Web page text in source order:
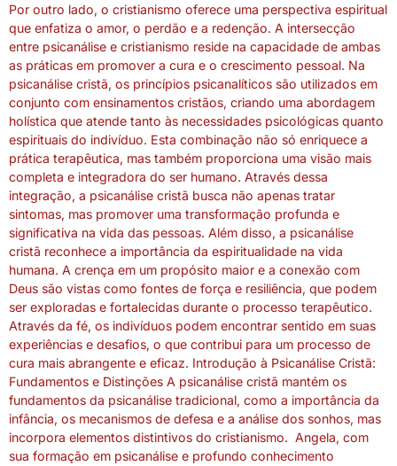
Por outro lado, o cristianismo oferece uma perspectiva espiritual
que enfatiza o amor, o perdão e a redenção. A intersecção
entre psicanálise e cristianismo reside na capacidade de ambas
as práticas em promover a cura e o crescimento pessoal. Na
psicanálise cristã, os princípios psicanalíticos são utilizados em
conjunto com ensinamentos cristãos, criando uma abordagem
holística que atende tanto às necessidades psicológicas quanto
espirituais do indivíduo. Esta combinação não só enriquece a
prática terapêutica, mas também proporciona uma visão mais
completa e integradora do ser humano. Através dessa
integração, a psicanálise cristã busca não apenas tratar
sintomas, mas promover uma transformação profunda e
significativa na vida das pessoas. Além disso, a psicanálise
cristã reconhece a importância da espiritualidade na vida
humana. A crença em um propósito maior e a conexão com
Deus são vistas como fontes de força e resiliência, que podem
ser exploradas e fortalecidas durante o processo terapêutico.
Através da fé, os indivíduos podem encontrar sentido em suas
experiências e desafios, o que contribui para um processo de
cura mais abrangente e eficaz. Introdução à Psicanálise Cristã:
Fundamentos e Distinções A psicanálise cristã mantém os
fundamentos da psicanálise tradicional, como a importância da
infância, os mecanismos de defesa e a análise dos sonhos, mas
incorpora elementos distintivos do cristianismo. Angela, com
sua formação em psicanálise e profundo conhecimento